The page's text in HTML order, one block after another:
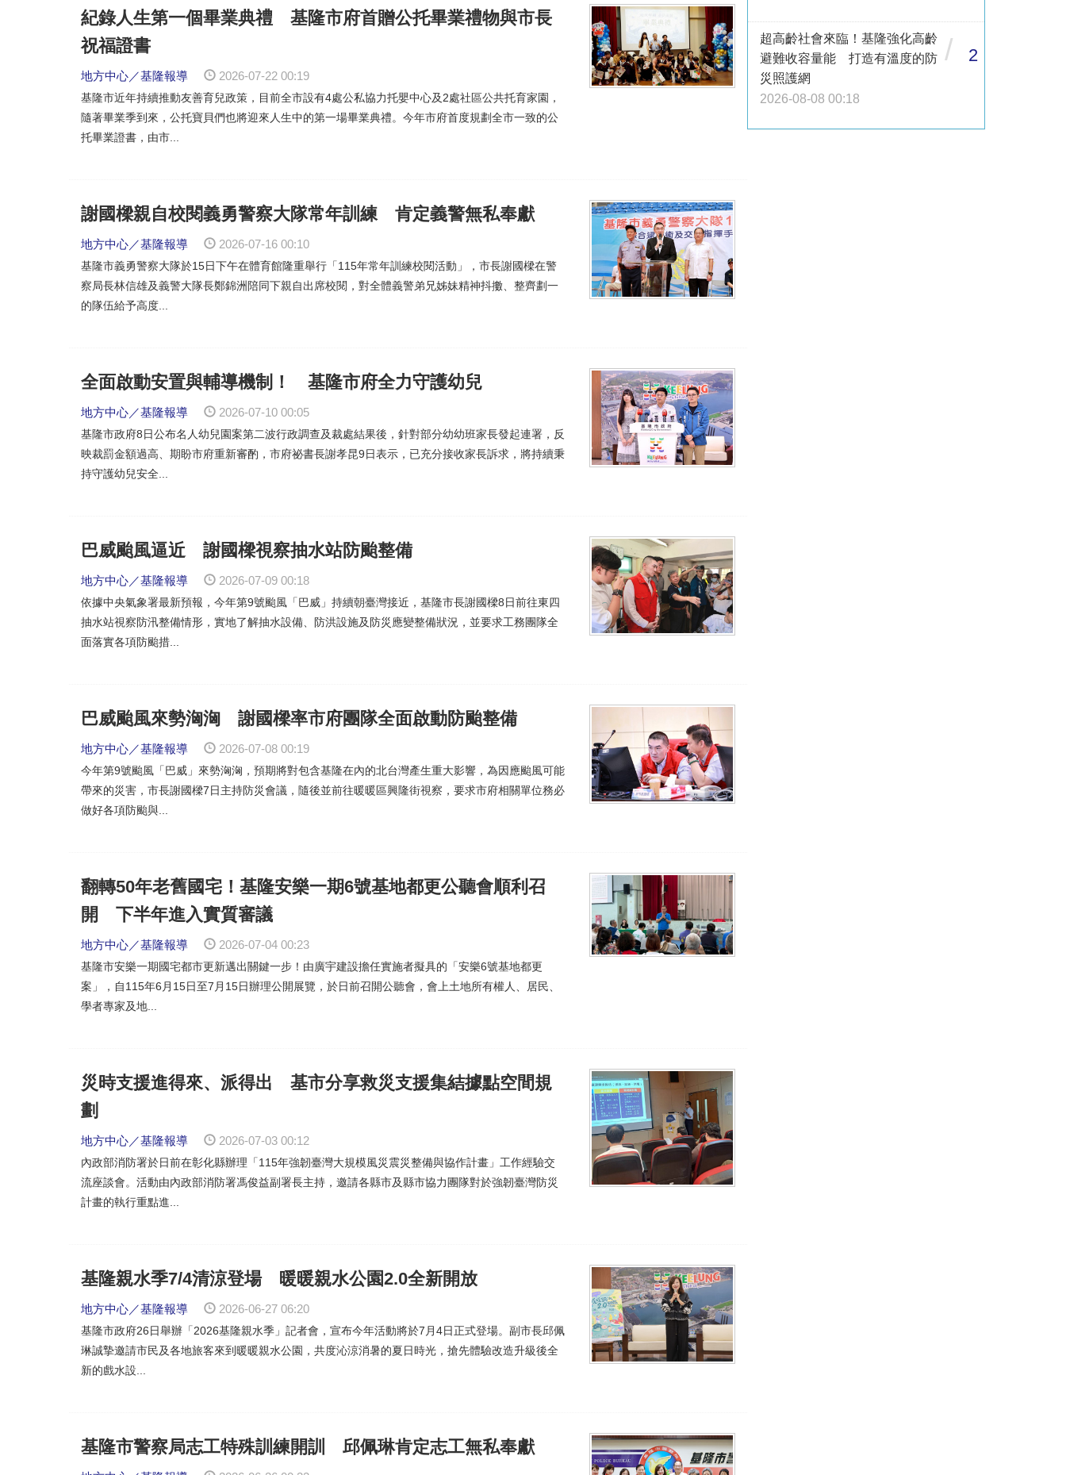
紀錄人生第一個畢業典禮 基隆市府首贈公托畢業禮物與市長
祝福證書
地方中心／基隆報導 2026-07-22 00:19
基隆市近年持續推動友善育兒政策，目前全市設有4處公私協力托嬰中心及2處社區公共托育家園，
隨著畢業季到來，公托寶貝們也將迎來人生中的第一場畢業典禮。今年市府首度規劃全市一致的公
托畢業證書，由市...
謝國樑親自校閱義勇警察大隊常年訓練 肯定義警無私奉獻
地方中心／基隆報導 2026-07-16 00:10
基隆市義勇警察大隊於15日下午在體育館隆重舉行「115年常年訓練校閱活動」，市長謝國樑在警
察局長林信雄及義警大隊長鄭錦洲陪同下親自出席校閱，對全體義警弟兄姊妹精神抖擻、整齊劃一
的隊伍給予高度...
全面啟動安置與輔導機制！ 基隆市府全力守護幼兒
地方中心／基隆報導 2026-07-10 00:05
基隆市政府8日公布名人幼兒園案第二波行政調查及裁處結果後，針對部分幼幼班家長發起連署，反
映裁罰金額過高、期盼市府重新審酌，市府祕書長謝孝昆9日表示，已充分接收家長訴求，將持續秉
持守護幼兒安全...
巴威颱風逼近 謝國樑視察抽水站防颱整備
地方中心／基隆報導 2026-07-09 00:18
依據中央氣象署最新預報，今年第9號颱風「巴威」持續朝臺灣接近，基隆市長謝國樑8日前往東四
抽水站視察防汛整備情形，實地了解抽水設備、防洪設施及防災應變整備狀況，並要求工務團隊全
面落實各項防颱措...
巴威颱風來勢洶洶 謝國樑率市府團隊全面啟動防颱整備
地方中心／基隆報導 2026-07-08 00:19
今年第9號颱風「巴威」來勢洶洶，預期將對包含基隆在內的北台灣產生重大影響，為因應颱風可能
帶來的災害，市長謝國樑7日主持防災會議，隨後並前往暖暖區興隆街視察，要求市府相關單位務必
做好各項防颱與...
翻轉50年老舊國宅！基隆安樂一期6號基地都更公聽會順利召
開 下半年進入實質審議
地方中心／基隆報導 2026-07-04 00:23
基隆市安樂一期國宅都市更新邁出關鍵一步！由廣宇建設擔任實施者擬具的「安樂6號基地都更
案」，自115年6月15日至7月15日辦理公開展覽，於日前召開公聽會，會上土地所有權人、居民、
學者專家及地...
災時支援進得來、派得出 基市分享救災支援集結據點空間規
劃
地方中心／基隆報導 2026-07-03 00:12
內政部消防署於日前在彰化縣辦理「115年強韌臺灣大規模風災震災整備與協作計畫」工作經驗交
流座談會。活動由內政部消防署馮俊益副署長主持，邀請各縣市及縣市協力團隊對於強韌臺灣防災
計畫的執行重點進...
基隆親水季7/4清涼登場 暖暖親水公園2.0全新開放
地方中心／基隆報導 2026-06-27 06:20
基隆市政府26日舉辦「2026基隆親水季」記者會，宣布今年活動將於7月4日正式登場。副市長邱佩
琳誠摯邀請市民及各地旅客來到暖暖親水公園，共度沁涼消暑的夏日時光，搶先體驗改造升級後全
新的戲水設...
基隆市警察局志工特殊訓練開訓 邱佩琳肯定志工無私奉獻
超高齡社會來臨！基隆強化高齡
避難收容量能 打造有溫度的防
災照護網
2026-08-08 00:18
/ 2